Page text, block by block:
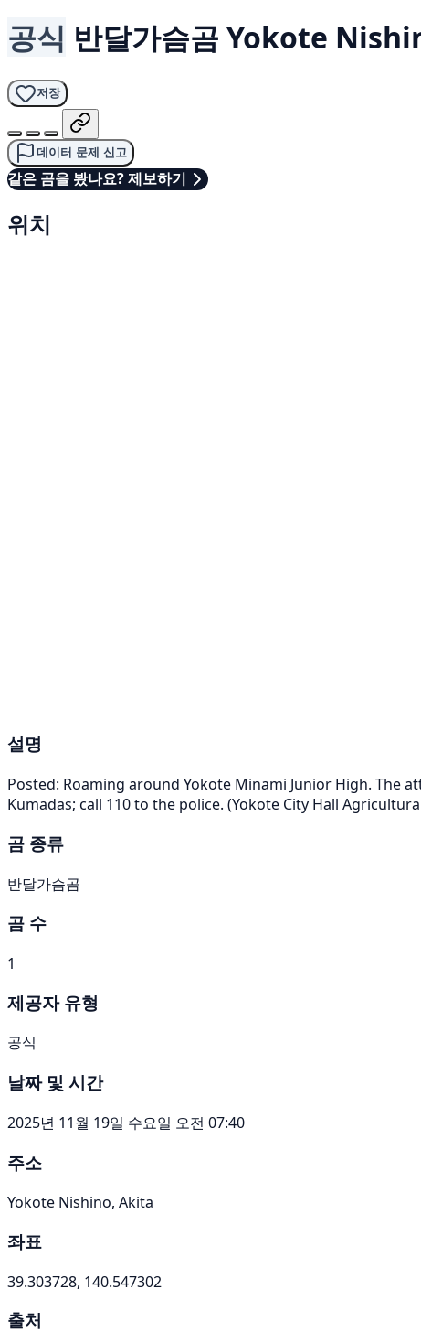
공식 반달가슴곰 Yokote
저장
데이터 문제 신고
같은 곰을 봤나요? 제보하기
위치
설명
Posted: Roaming around Yokote Minami Junior High. The
Kumadas; call 110 to the police. (Yokote City Hall
곰 종류
반달가슴곰
곰 수
1
제공자 유형
공식
날짜 및 시간
2025년 11월 19일 수요일 오전 07:40
주소
Yokote Nishino, Akita
좌표
39.303728, 140.547302
출처